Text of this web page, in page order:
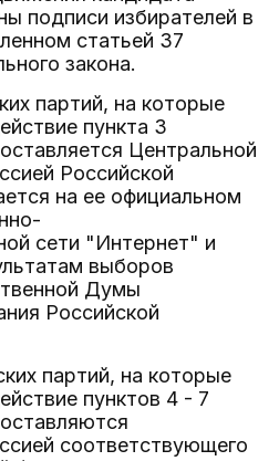
подписи избирателей в
статьей 37
закона.
партий, на которые
пункта 3
Центральной
Российской
на ее официальном
сети "Интернет" и
выборов
Думы
Российской
партий, на которые
пунктов 4 - 7
соответствующего